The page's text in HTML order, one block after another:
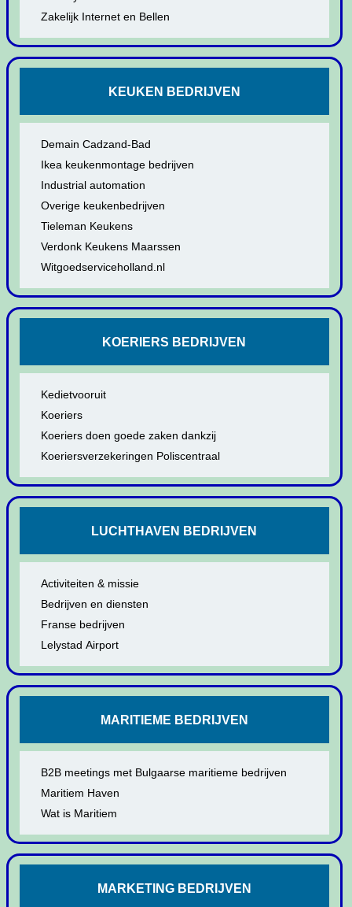
Zakelijk Internet en Bellen
KEUKEN BEDRIJVEN
Demain Cadzand-Bad
Ikea keukenmontage bedrijven
Industrial automation
Overige keukenbedrijven
Tieleman Keukens
Verdonk Keukens Maarssen
Witgoedserviceholland.nl
KOERIERS BEDRIJVEN
Kedietvooruit
Koeriers
Koeriers doen goede zaken dankzij
Koeriersverzekeringen Poliscentraal
LUCHTHAVEN BEDRIJVEN
Activiteiten & missie
Bedrijven en diensten
Franse bedrijven
Lelystad Airport
MARITIEME BEDRIJVEN
B2B meetings met Bulgaarse maritieme bedrijven
Maritiem Haven
Wat is Maritiem
MARKETING BEDRIJVEN